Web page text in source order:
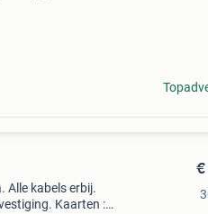
Alle kabels erbij.
Kaarten :